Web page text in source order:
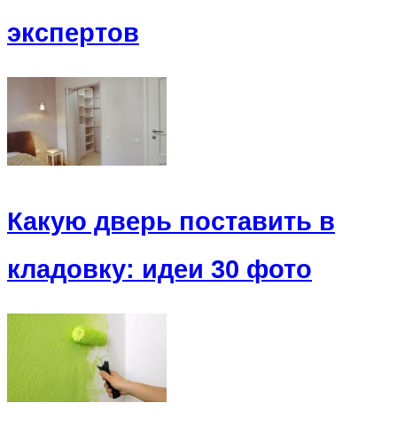
экспертов
Какую дверь поставить в
кладовку: идеи 30 фото